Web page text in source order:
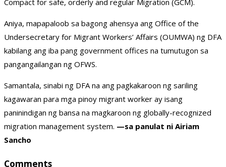
Compact for safe, orderly and regular Migration (GCM).
Aniya, mapapaloob sa bagong ahensya ang Office of the
Undersecretary for Migrant Workers’ Affairs (OUMWA) ng DFA
kabilang ang iba pang government offices na tumutugon sa
pangangailangan ng OFWS.
Samantala, sinabi ng DFA na ang pagkakaroon ng sariling
kagawaran para mga pinoy migrant worker ay isang
paninindigan ng bansa na magkaroon ng globally-recognized
migration management system. —sa panulat ni Airiam
Sancho
Comments